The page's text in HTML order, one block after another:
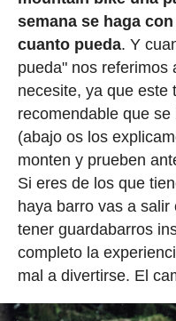
semana se haga
cuanto pueda. Y
pueda" nos referimos
necesite, ya que este
recomendable que
(abajo os los
monten y prueben
Si eres de los que
haya barro vas a
tener guardabarros
completo la
mal a divertirse. El